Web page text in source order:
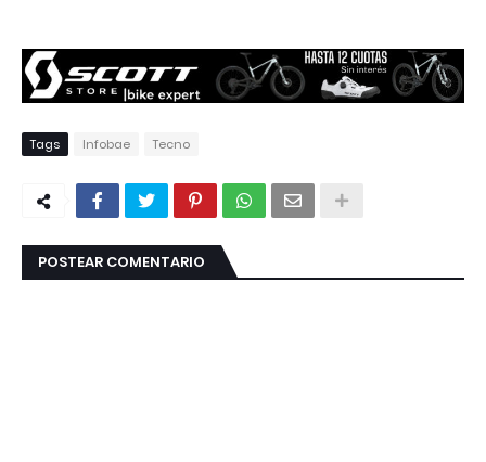
Tags Infobae Tecno
POSTEAR COMENTARIO